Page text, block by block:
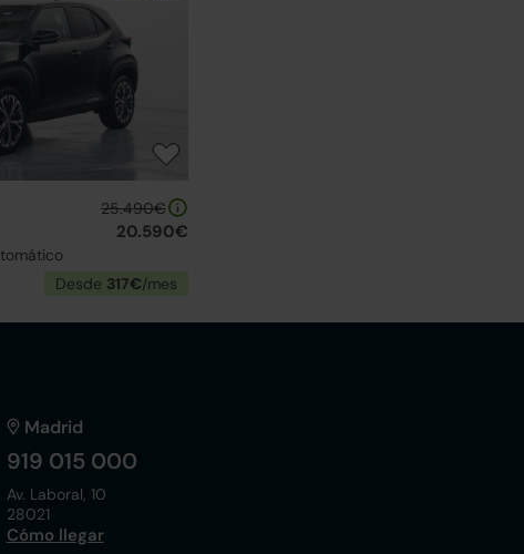
25.490€
20.590€
Desde 317€/mes
Madrid
919 015 000
Av. Laboral, 10
28021
Cómo llegar